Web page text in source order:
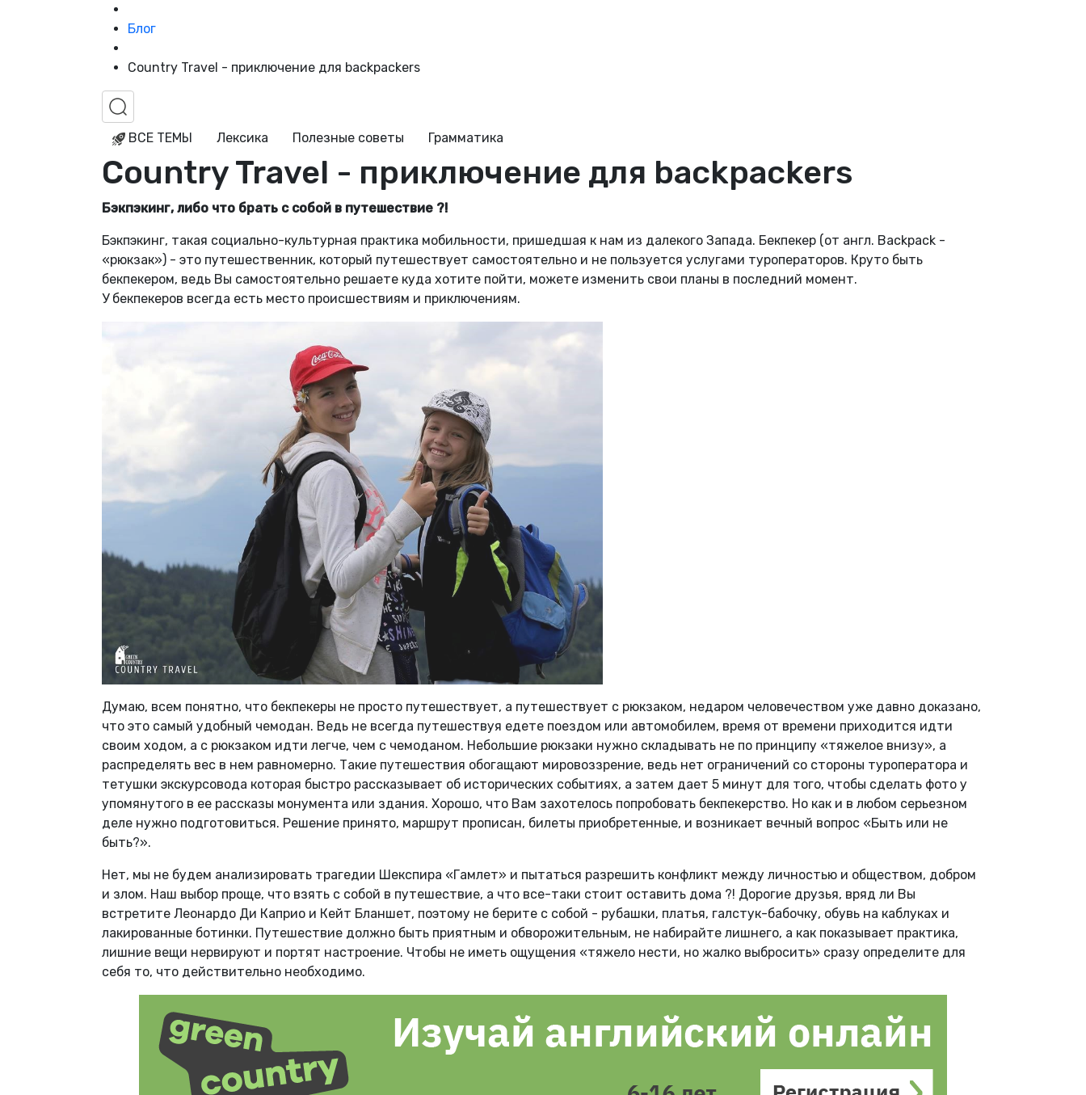
Блог
Country Travel - приключение для backpackers
ВСЕ ТЕМЫ Лексика Полезные советы Грамматика
Country Travel - приключение для backpackers
Бэкпэкинг, либо что брать с собой в путешествие ?!
Бэкпэкинг, такая социально-культурная практика мобильности, пришедшая к нам из далекого Запада. Бекпекер (от англ. Backpack -
«рюкзак») - это путешественник, который путешествует самостоятельно и не пользуется услугами туроператоров. Круто быть
бекпекером, ведь Вы самостоятельно решаете куда хотите пойти, можете изменить свои планы в последний момент.
У бекпекеров всегда есть место происшествиям и приключениям.
Думаю, всем понятно, что бекпекеры не просто путешествует, а путешествует с рюкзаком, недаром человечеством уже давно доказано,
что это самый удобный чемодан. Ведь не всегда путешествуя едете поездом или автомобилем, время от времени приходится идти
своим ходом, а с рюкзаком идти легче, чем с чемоданом. Небольшие рюкзаки нужно складывать не по принципу «тяжелое внизу», а
распределять вес в нем равномерно. Такие путешествия обогащают мировоззрение, ведь нет ограничений со стороны туроператора и
тетушки экскурсовода которая быстро рассказывает об исторических событиях, а затем дает 5 минут для того, чтобы сделать фото у
упомянутого в ее рассказы монумента или здания. Хорошо, что Вам захотелось попробовать бекпекерство. Но как и в любом серьезном
деле нужно подготовиться. Решение принято, маршрут прописан, билеты приобретенные, и возникает вечный вопрос «Быть ​​или не
быть?».
Нет, мы не будем анализировать трагедии Шекспира «Гамлет» и пытаться разрешить конфликт между личностью и обществом, добром
и злом. Наш выбор проще, что взять с собой в путешествие, а что все-таки стоит оставить дома ?! Дорогие друзья, вряд ли Вы
встретите Леонардо Ди Каприо и Кейт Бланшет, поэтому не берите с собой - рубашки, платья, галстук-бабочку, обувь на каблуках и
лакированные ботинки. Путешествие должно быть приятным и обворожительным, не набирайте лишнего, а как показывает практика,
лишние вещи нервируют и портят настроение. Чтобы не иметь ощущения «тяжело нести, но жалко выбросить» сразу определите для
себя то, что действительно необходимо.